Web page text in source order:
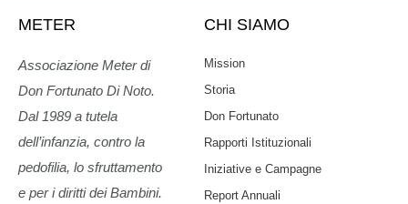
METER
Associazione Meter di
Don Fortunato Di Noto.
Dal 1989 a tutela
dell’infanzia, contro la
pedofilia, lo sfruttamento
e per i diritti dei Bambini.
CHI SIAMO
Mission
Storia
Don Fortunato
Rapporti Istituzionali
Iniziative e Campagne
Report Annuali